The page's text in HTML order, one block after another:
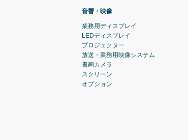
音響・映像
業務用ディスプレイ
LEDディスプレイ
プロジェクター
放送・業務用映像システム
書画カメラ
スクリーン
オプション